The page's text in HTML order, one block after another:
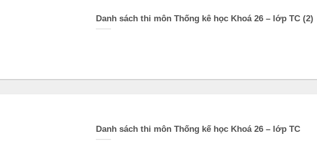
Danh sách thi môn Thống kê học Khoá 26 – lớp TC (2)
Danh sách thi môn Thống kế học Khoá 26 – lớp TC